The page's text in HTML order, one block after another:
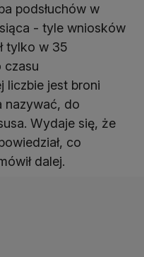
podsłuchów w
- tyle wniosków
tylko w 35
czasu
liczbie jest broni
nazywać, do
Wydaje się, że
co
dalej.